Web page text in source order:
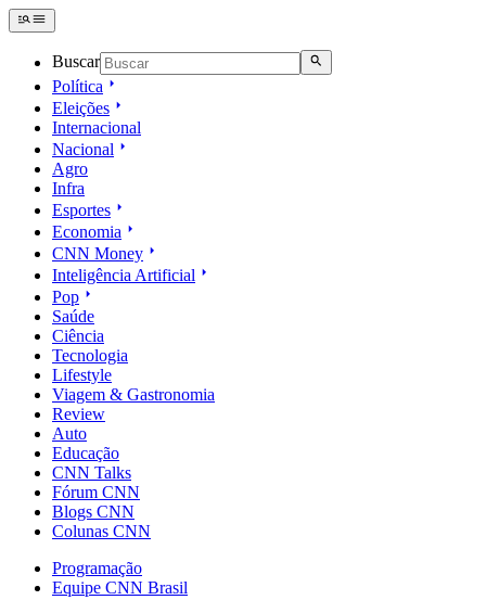
Buscar
Política
Eleições
Internacional
Nacional
Agro
Infra
Esportes
Economia
CNN Money
Inteligência Artificial
Pop
Saúde
Ciência
Tecnologia
Lifestyle
Viagem & Gastronomia
Review
Auto
Educação
CNN Talks
Fórum CNN
Blogs CNN
Colunas CNN
Programação
Equipe CNN Brasil